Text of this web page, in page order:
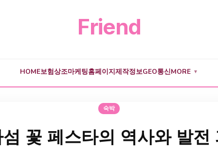
Friend
HOME보험상조마케팅홈페이지제작정보GEO통신MORE ▼
숙박
꽃 페스타의 역사와 발전